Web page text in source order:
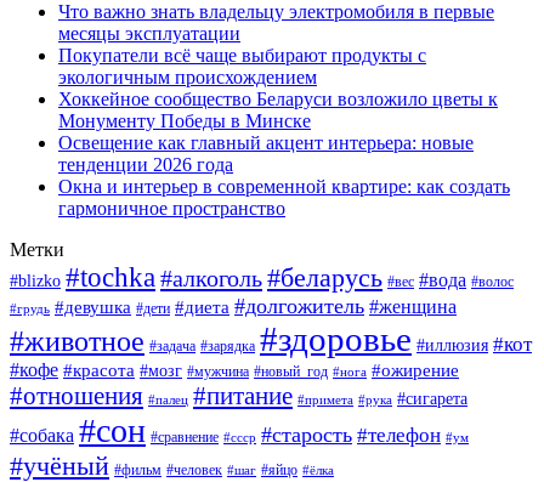
Что важно знать владельцу электромобиля в первые
месяцы эксплуатации
Покупатели всё чаще выбирают продукты с
экологичным происхождением
Хоккейное сообщество Беларуси возложило цветы к
Монументу Победы в Минске
Освещение как главный акцент интерьера: новые
тенденции 2026 года
Окна и интерьер в современной квартире: как создать
гармоничное пространство
Метки
#blizko #tochka #алкоголь#беларусь #вес #вода #волос
#грудь #девушка #дети #диета #долгожитель #женщина
#животное #задача #зарядка #здоровье #иллюзия #кот
#кофе #красота #мозг #мужчина #новый_год #нога #ожирение
#отношения #палец #питание #примета #рука #сигарета
#собака #сон #сравнение #ссср #старость #телефон #ум
#учёный #фильм #человек #шаг #яйцо #ёлка